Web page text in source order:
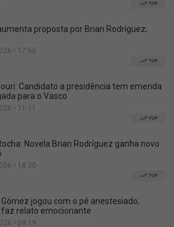
TOP
proposta por Brian Rodríguez;
• 17:56
TOP
Candidato a presidência tem emenda
para o Vasco
• 11:11
TOP
Novela Brian Rodríguez ganha novo
• 18:30
TOP
jogou com o pé anestesiado;
faz relato emocionante
• 08:19